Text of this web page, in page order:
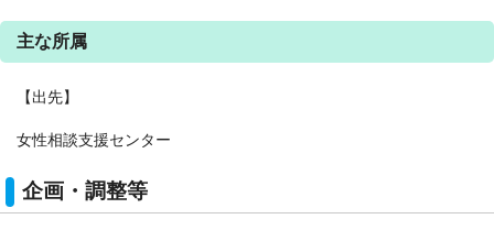
主な所属
【出先】
女性相談支援センター
企画・調整等